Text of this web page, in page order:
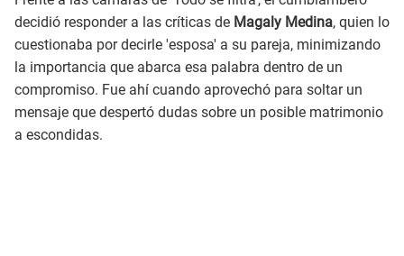
decidió responder a las críticas de Magaly Medina, quien lo
cuestionaba por decirle 'esposa' a su pareja, minimizando
la importancia que abarca esa palabra dentro de un
compromiso. Fue ahí cuando aprovechó para soltar un
mensaje que despertó dudas sobre un posible matrimonio
a escondidas.